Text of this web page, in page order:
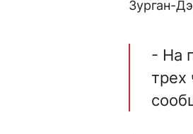
Зурган-
- На
трех